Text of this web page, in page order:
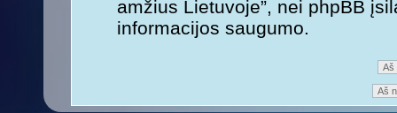
amžius Lietuvoje”, nei phpBB
informacijos saugumo.